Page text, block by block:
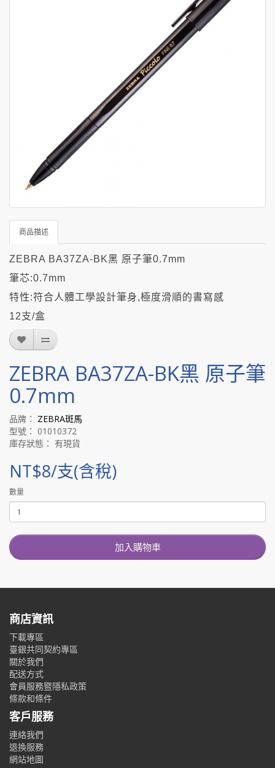
商品描述
ZEBRA BA37ZA-BK黑 原子筆0.7mm
筆芯:0.7mm
特性:符合人體工學設計筆身,極度滑順的書寫感
12支/盒
ZEBRA BA37ZA-BK黑 原子筆
0.7mm
品牌： ZEBRA斑馬
型號： 01010372
庫存狀態： 有現貨
NT$8/支(含稅)
數量
加入購物車
商店資訊
下載專區
臺銀共同契約專區
關於我們
配送方式
會員服務暨隱私政策
條款和條件
客戶服務
連絡我們
退換服務
網站地圖